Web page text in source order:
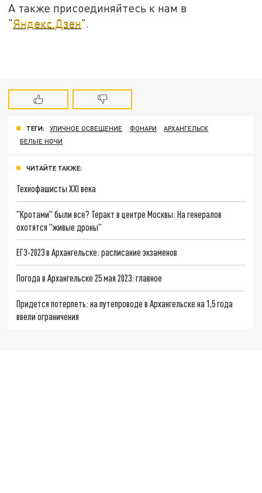
А также присоединяйтесь к нам в
"Яндекс.Дзен".
ТЕГИ: УЛИЧНОЕ ОСВЕЩЕНИЕ ФОНАРИ
АРХАНГЕЛЬСК
БЕЛЫЕ НОЧИ
ЧИТАЙТЕ ТАКЖЕ:
Технофашисты XXI века
"Кротами" были все? Теракт в центре Москвы: На генералов
охотятся "живые дроны"
ЕГЭ-2023 в Архангельске: расписание экзаменов
Погода в Архангельске 25 мая 2023: главное
Придется потерпеть: на путепроводе в Архангельске на 1,5 года
ввели ограничения